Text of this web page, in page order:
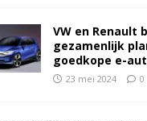
VW en Renault
gezamenlijk
goedkope e-
23 mei 2024 0